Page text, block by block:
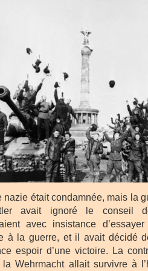
nazie était condamnée, mais la
avait ignoré le conseil
avec insistance
à la guerre, et il avait décidé
espoir d’une victoire. La
la Wehrmacht allait survivre à